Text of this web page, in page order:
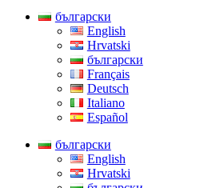
български
English
Hrvatski
български
Français
Deutsch
Italiano
Español
български
English
Hrvatski